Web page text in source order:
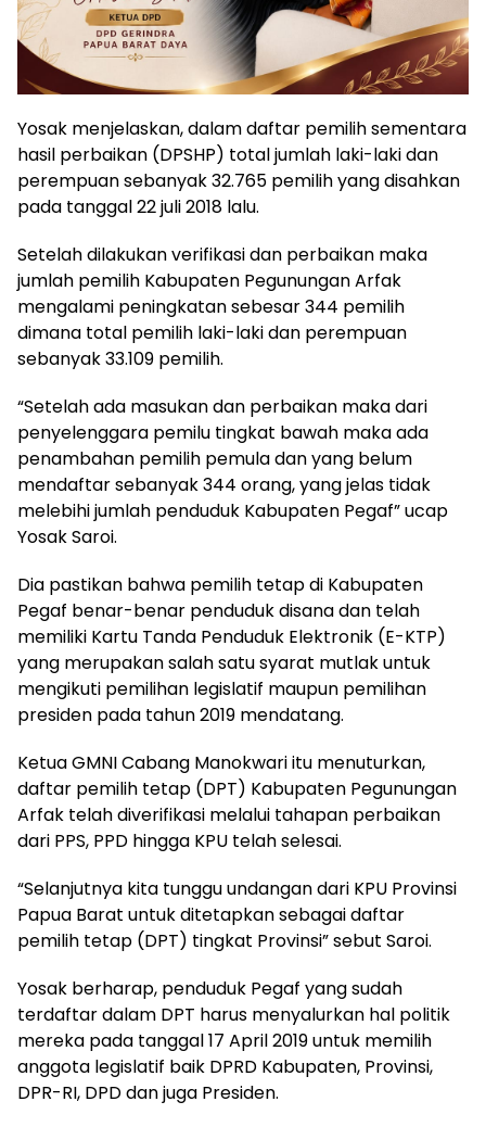
Yosak menjelaskan, dalam daftar pemilih sementara
hasil perbaikan (DPSHP) total jumlah laki-laki dan
perempuan sebanyak 32.765 pemilih yang disahkan
pada tanggal 22 juli 2018 lalu.
Setelah dilakukan verifikasi dan perbaikan maka
jumlah pemilih Kabupaten Pegunungan Arfak
mengalami peningkatan sebesar 344 pemilih
dimana total pemilih laki-laki dan perempuan
sebanyak 33.109 pemilih.
“Setelah ada masukan dan perbaikan maka dari
penyelenggara pemilu tingkat bawah maka ada
penambahan pemilih pemula dan yang belum
mendaftar sebanyak 344 orang, yang jelas tidak
melebihi jumlah penduduk Kabupaten Pegaf” ucap
Yosak Saroi.
Dia pastikan bahwa pemilih tetap di Kabupaten
Pegaf benar-benar penduduk disana dan telah
memiliki Kartu Tanda Penduduk Elektronik (E-KTP)
yang merupakan salah satu syarat mutlak untuk
mengikuti pemilihan legislatif maupun pemilihan
presiden pada tahun 2019 mendatang.
Ketua GMNI Cabang Manokwari itu menuturkan,
daftar pemilih tetap (DPT) Kabupaten Pegunungan
Arfak telah diverifikasi melalui tahapan perbaikan
dari PPS, PPD hingga KPU telah selesai.
“Selanjutnya kita tunggu undangan dari KPU Provinsi
Papua Barat untuk ditetapkan sebagai daftar
pemilih tetap (DPT) tingkat Provinsi” sebut Saroi.
Yosak berharap, penduduk Pegaf yang sudah
terdaftar dalam DPT harus menyalurkan hal politik
mereka pada tanggal 17 April 2019 untuk memilih
anggota legislatif baik DPRD Kabupaten, Provinsi,
DPR-RI, DPD dan juga Presiden.